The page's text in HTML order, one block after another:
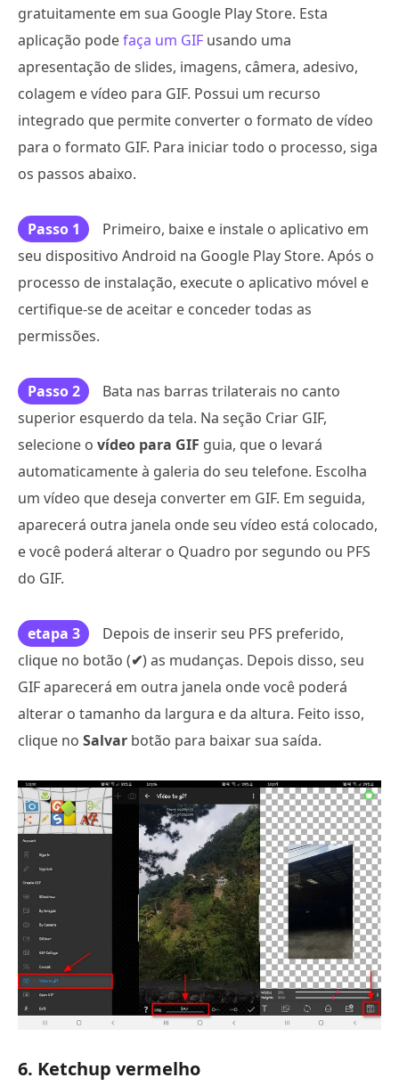
gratuitamente em sua Google Play Store. Esta
aplicação podefaça um GIF usando uma
apresentação de slides, imagens, câmera, adesivo,
colagem e vídeo para GIF. Possui um recurso
integrado que permite converter o formato de vídeo
para o formato GIF. Para iniciar todo o processo, siga
os passos abaixo.
Passo 1
Primeiro, baixe e instale o aplicativo em
seu dispositivo Android na Google Play Store. Após o
processo de instalação, execute o aplicativo móvel e
certifique-se de aceitar e conceder todas as
permissões.
Passo 2
Bata nas barras trilaterais no canto
superior esquerdo da tela. Na seção Criar GIF,
selecione o vídeo para GIF guia, que o levará
automaticamente à galeria do seu telefone. Escolha
um vídeo que deseja converter em GIF. Em seguida,
aparecerá outra janela onde seu vídeo está colocado,
e você poderá alterar o Quadro por segundo ou PFS
do GIF.
etapa 3
Depois de inserir seu PFS preferido,
clique no botão (✔) as mudanças. Depois disso, seu
GIF aparecerá em outra janela onde você poderá
alterar o tamanho da largura e da altura. Feito isso,
clique no Salvar botão para baixar sua saída.
6. Ketchup vermelho